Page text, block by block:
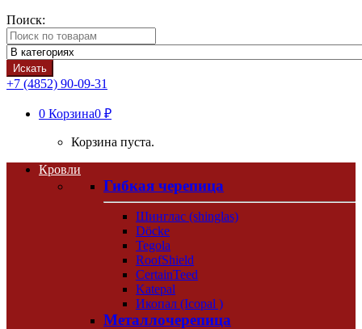
Поиск:
Искать
+7 (4852) 90-09-31
0 Корзина0 ₽
Корзина пуста.
Кровли
Гибкая черепица
Шинглас (shinglas)
Döcke
Tegola
RoofShield
CertainTeed
Katepal
Икопал (Icopal )
Металлочерепица